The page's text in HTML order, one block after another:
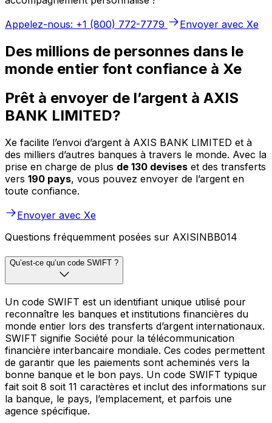
Appelez-nous: +1 (800) 772-7779
Envoyer avec Xe
Des millions de personnes dans le
monde entier font confiance à Xe
Prêt à envoyer de l’argent à AXIS
BANK LIMITED?
Xe facilite l’envoi d’argent à AXIS BANK LIMITED et à
des milliers d’autres banques à travers le monde. Avec la
prise en charge de plus de 130 devises et des transferts
vers 190 pays, vous pouvez envoyer de l’argent en
toute confiance.
Envoyer avec Xe
Questions fréquemment posées sur AXISINBB014
Qu’est-ce qu’un code SWIFT ?
Un code SWIFT est un identifiant unique utilisé pour
reconnaître les banques et institutions financières du
monde entier lors des transferts d’argent internationaux.
SWIFT signifie Société pour la télécommunication
financière interbancaire mondiale. Ces codes permettent
de garantir que les paiements sont acheminés vers la
bonne banque et le bon pays. Un code SWIFT typique
fait soit 8 soit 11 caractères et inclut des informations sur
la banque, le pays, l’emplacement, et parfois une
agence spécifique.